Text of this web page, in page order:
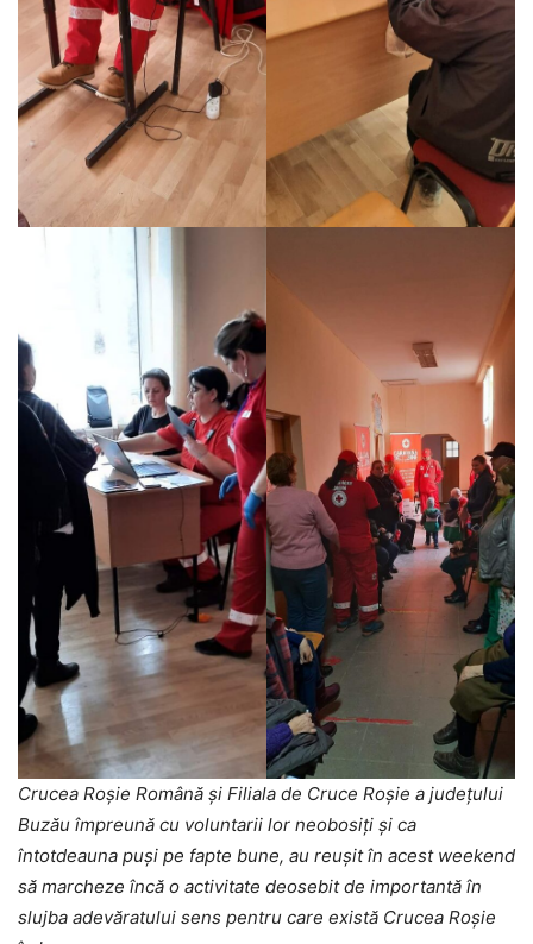
Crucea Roșie Română și Filiala de Cruce Roșie a județului
Buzău împreună cu voluntarii lor neobosiți și ca
întotdeauna puși pe fapte bune, au reușit în acest weekend
să marcheze încă o activitate deosebit de importantă în
slujba adevăratului sens pentru care există Crucea Roșie